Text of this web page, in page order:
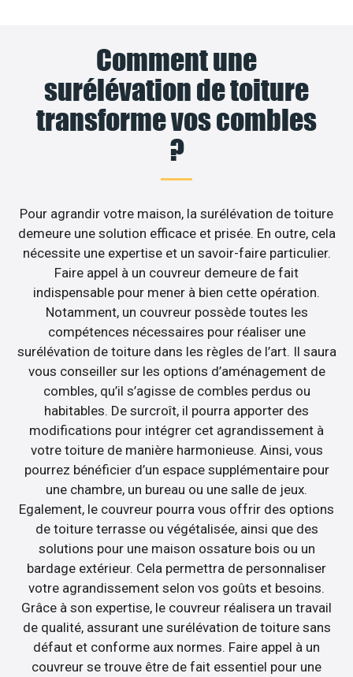
Comment une
surélévation de toiture
transforme vos combles
?
Pour agrandir votre maison, la surélévation de toiture
demeure une solution efficace et prisée. En outre, cela
nécessite une expertise et un savoir-faire particulier.
Faire appel à un couvreur demeure de fait
indispensable pour mener à bien cette opération.
Notamment, un couvreur possède toutes les
compétences nécessaires pour réaliser une
surélévation de toiture dans les règles de l’art. Il saura
vous conseiller sur les options d’aménagement de
combles, qu’il s’agisse de combles perdus ou
habitables. De surcroît, il pourra apporter des
modifications pour intégrer cet agrandissement à
votre toiture de manière harmonieuse. Ainsi, vous
pourrez bénéficier d’un espace supplémentaire pour
une chambre, un bureau ou une salle de jeux.
Egalement, le couvreur pourra vous offrir des options
de toiture terrasse ou végétalisée, ainsi que des
solutions pour une maison ossature bois ou un
bardage extérieur. Cela permettra de personnaliser
votre agrandissement selon vos goûts et besoins.
Grâce à son expertise, le couvreur réalisera un travail
de qualité, assurant une surélévation de toiture sans
défaut et conforme aux normes. Faire appel à un
couvreur se trouve être de fait essentiel pour une